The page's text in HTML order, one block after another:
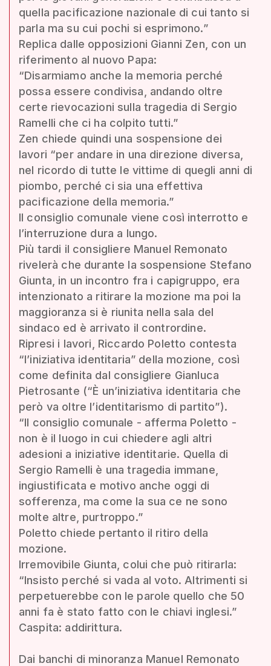
quella pacificazione nazionale di cui tanto si
parla ma su cui pochi si esprimono.”
Replica dalle opposizioni Gianni Zen, con un
riferimento al nuovo Papa:
“Disarmiamo anche la memoria perché
possa essere condivisa, andando oltre
certe rievocazioni sulla tragedia di Sergio
Ramelli che ci ha colpito tutti.”
Zen chiede quindi una sospensione dei
lavori “per andare in una direzione diversa,
nel ricordo di tutte le vittime di quegli anni di
piombo, perché ci sia una effettiva
pacificazione della memoria.”
Il consiglio comunale viene così interrotto e
l’interruzione dura a lungo.
Più tardi il consigliere Manuel Remonato
rivelerà che durante la sospensione Stefano
Giunta, in un incontro fra i capigruppo, era
intenzionato a ritirare la mozione ma poi la
maggioranza si è riunita nella sala del
sindaco ed è arrivato il contrordine.
Ripresi i lavori, Riccardo Poletto contesta
“l’iniziativa identitaria” della mozione, così
come definita dal consigliere Gianluca
Pietrosante (“È un’iniziativa identitaria che
però va oltre l’identitarismo di partito”).
“Il consiglio comunale - afferma Poletto -
non è il luogo in cui chiedere agli altri
adesioni a iniziative identitarie. Quella di
Sergio Ramelli è una tragedia immane,
ingiustificata e motivo anche oggi di
sofferenza, ma come la sua ce ne sono
molte altre, purtroppo.”
Poletto chiede pertanto il ritiro della
mozione.
Irremovibile Giunta, colui che può ritirarla:
“Insisto perché si vada al voto. Altrimenti si
perpetuerebbe con le parole quello che 50
anni fa è stato fatto con le chiavi inglesi.”
Caspita: addirittura.
Dai banchi di minoranza Manuel Remonato